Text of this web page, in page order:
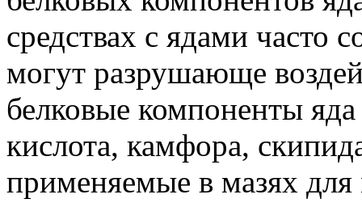
средствах с ядами часто
могут разрушающе
белковые компоненты
кислота, камфора,
применяемые в мазях